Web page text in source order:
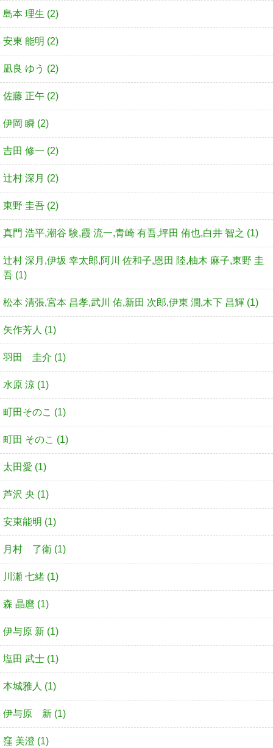
島本 理生 (2)
安東 能明 (2)
凪良 ゆう (2)
佐藤 正午 (2)
伊岡 瞬 (2)
吉田 修一 (2)
辻村 深月 (2)
東野 圭吾 (2)
真門 浩平,潮谷 験,霞 流一,青崎 有吾,坪田 侑也,白井 智之 (1)
辻村 深月,伊坂 幸太郎,阿川 佐和子,恩田 陸,柚木 麻子,東野 圭
吾 (1)
松本 清張,宮本 昌孝,武川 佑,新田 次郎,伊東 潤,木下 昌輝 (1)
矢作芳人 (1)
羽田 圭介 (1)
水原 涼 (1)
町田そのこ (1)
町田 そのこ (1)
太田愛 (1)
芦沢 央 (1)
安東能明 (1)
月村 了衛 (1)
川瀬 七緒 (1)
森 晶麿 (1)
伊与原 新 (1)
塩田 武士 (1)
本城雅人 (1)
伊与原 新 (1)
窪 美澄 (1)